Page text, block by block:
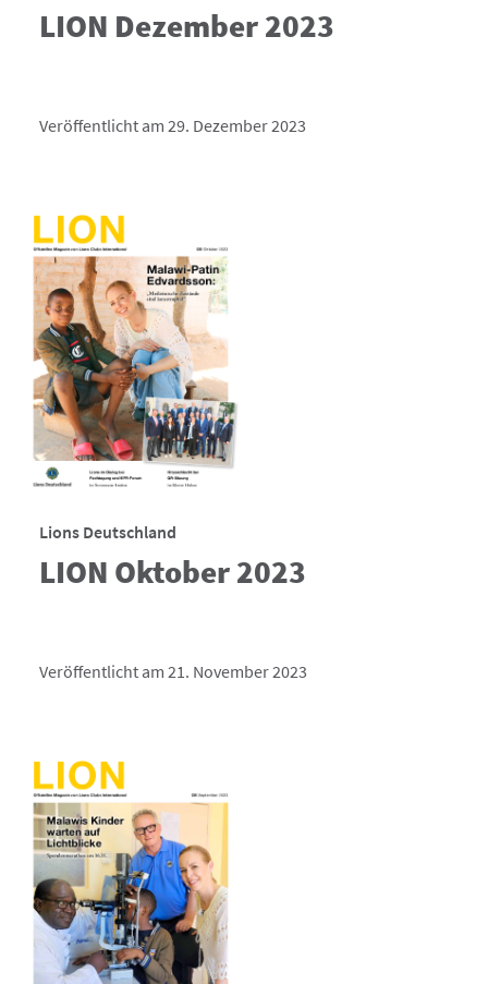
LION Dezember 2023
Veröffentlicht am 29. Dezember 2023
Lions Deutschland
LION Oktober 2023
Veröffentlicht am 21. November 2023